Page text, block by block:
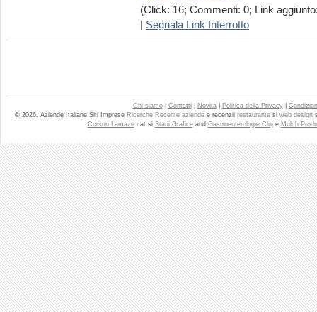
(Click: 16; Commenti: 0; Link
Segnala Link Interrotto
Chi siamo| Contatti| Novita| Politica della Privacy|
© 2026. Aziende Italiane Siti Imprese Ricerche Recente aziende e recenzii restaurante si web design
Cursuri Lamazecat si Statii Graficeand Gastroenterologie Cluje Mulch